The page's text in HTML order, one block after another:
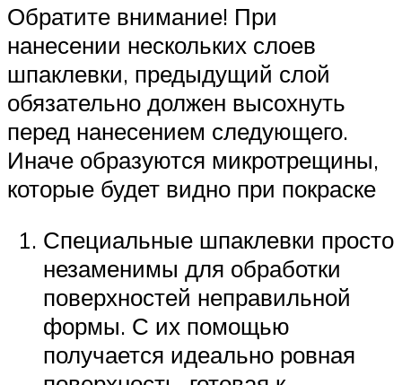
Обратите внимание! При
нанесении нескольких слоев
шпаклевки, предыдущий слой
обязательно должен высохнуть
перед нанесением следующего.
Иначе образуются микротрещины,
которые будет видно при покраске
Специальные шпаклевки просто
незаменимы для обработки
поверхностей неправильной
формы. С их помощью
получается идеально ровная